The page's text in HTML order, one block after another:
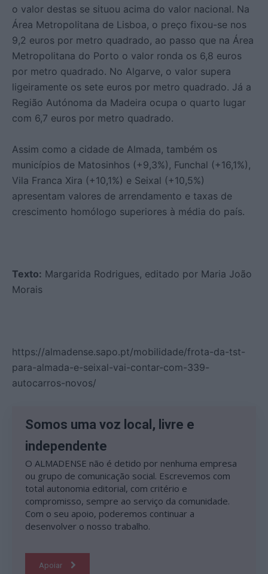
o valor destas se situou acima do valor nacional. Na
Área Metropolitana de Lisboa, o preço fixou-se nos
9,2 euros por metro quadrado, ao passo que na Área
Metropolitana do Porto o valor ronda os 6,8 euros
por metro quadrado. No Algarve, o valor supera
ligeiramente os sete euros por metro quadrado. Já a
Região Autónoma da Madeira ocupa o quarto lugar
com 6,7 euros por metro quadrado.
Assim como a cidade de Almada, também os
municípios de Matosinhos (+9,3%), Funchal (+16,1%),
Vila Franca Xira (+10,1%) e Seixal (+10,5%)
apresentam valores de arrendamento e taxas de
crescimento homólogo superiores à média do país.
Texto: Margarida Rodrigues, editado por Maria João
Morais
https://almadense.sapo.pt/mobilidade/frota-da-tst-
para-almada-e-seixal-vai-contar-com-339-
autocarros-novos/
Somos uma voz local, livre e
independente
O ALMADENSE não é detido por nenhuma empresa
ou grupo de comunicação social. Escrevemos com
total autonomia editorial, com critério e
compromisso, sempre ao serviço da comunidade.
Com o seu apoio, poderemos continuar a
desenvolver o nosso trabalho.
Apoiar